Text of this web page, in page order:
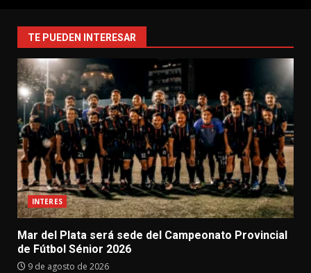
TE PUEDEN INTERESAR
INTERES
Mar del Plata será sede del Campeonato Provincial
de Fútbol Sénior 2026
9 de agosto de 2026